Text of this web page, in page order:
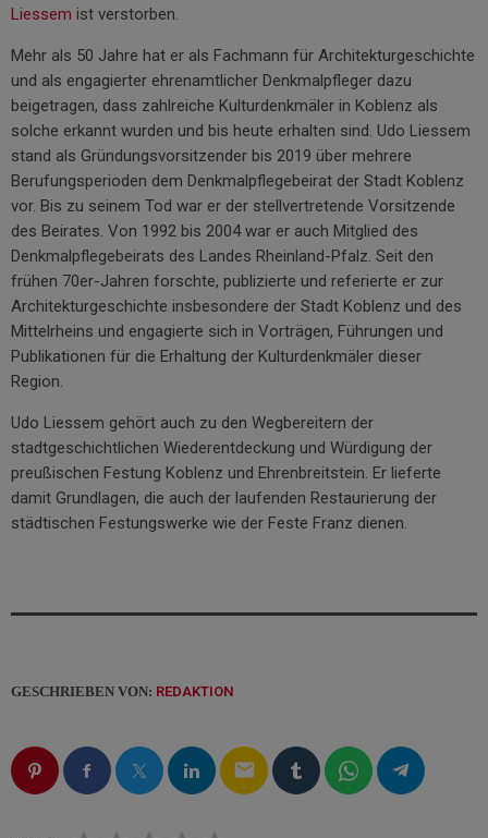
Liessem ist verstorben.
Mehr als 50 Jahre hat er als Fachmann für Architekturgeschichte
und als engagierter ehrenamtlicher Denkmalpfleger dazu
beigetragen, dass zahlreiche Kulturdenkmäler in Koblenz als
solche erkannt wurden und bis heute erhalten sind. Udo Liessem
stand als Gründungsvorsitzender bis 2019 über mehrere
Berufungsperioden dem Denkmalpflegebeirat der Stadt Koblenz
vor. Bis zu seinem Tod war er der stellvertretende Vorsitzende
des Beirates. Von 1992 bis 2004 war er auch Mitglied des
Denkmalpflegebeirats des Landes Rheinland-Pfalz. Seit den
frühen 70er-Jahren forschte, publizierte und referierte er zur
Architekturgeschichte insbesondere der Stadt Koblenz und des
Mittelrheins und engagierte sich in Vorträgen, Führungen und
Publikationen für die Erhaltung der Kulturdenkmäler dieser
Region.
Udo Liessem gehört auch zu den Wegbereitern der
stadtgeschichtlichen Wiederentdeckung und Würdigung der
preußischen Festung Koblenz und Ehrenbreitstein. Er lieferte
damit Grundlagen, die auch der laufenden Restaurierung der
städtischen Festungswerke wie der Feste Franz dienen.
GESCHRIEBEN VON: REDAKTION
email